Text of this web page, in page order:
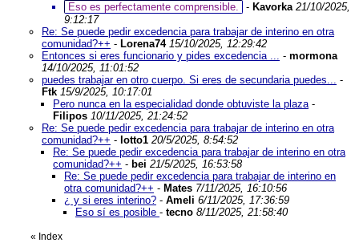
Eso es perfectamente comprensible.
- Kavorka 21/10/2025,
9:12:17
Re: Se puede pedir excedencia para trabajar de interino en otra
comunidad?++ - Lorena74 15/10/2025, 12:29:42
Entonces si eres funcionario y pides excedencia ... - mormona
14/10/2025, 11:01:52
puedes trabajar en otro cuerpo. Si eres de secundaria puedes... -
Ftk 15/9/2025, 10:17:01
Pero nunca en la especialidad donde obtuviste la plaza-
Filipos 10/11/2025, 21:24:52
Re: Se puede pedir excedencia para trabajar de interino en otra
comunidad?++ - lotto1 20/5/2025, 8:54:52
Re: Se puede pedir excedencia para trabajar de interino en otra
comunidad?++ - bei 21/5/2025, 16:53:58
Re: Se puede pedir excedencia para trabajar de interino en
otra comunidad?++ - Mates 7/11/2025, 16:10:56
¿ y si eres interino? - Ameli 6/11/2025, 17:36:59
Eso sí es posible - tecno 8/11/2025, 21:58:40
« Index